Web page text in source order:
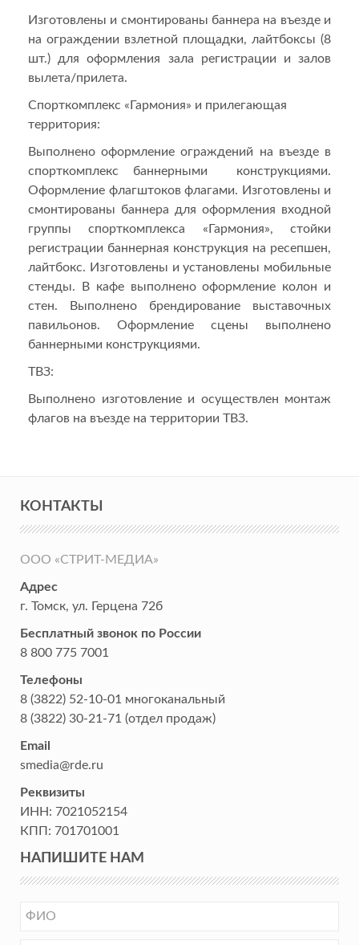
Изготовлены и смонтированы баннера на въезде и
на ограждении взлетной площадки, лайтбоксы (8
шт.) для оформления зала регистрации и залов
вылета/прилета.
Спорткомплекс «Гармония» и прилегающая
территория:
Выполнено оформление ограждений на въезде в
спорткомплекс баннерными конструкциями.
Оформление флагштоков флагами. Изготовлены и
смонтированы баннера для оформления входной
группы спорткомплекса «Гармония», стойки
регистрации баннерная конструкция на ресепшен,
лайтбокс. Изготовлены и установлены мобильные
стенды. В кафе выполнено оформление колон и
стен. Выполнено брендирование выставочных
павильонов. Оформление сцены выполнено
баннерными конструкциями.
ТВЗ:
Выполнено изготовление и осуществлен монтаж
флагов на въезде на территории ТВЗ.
КОНТАКТЫ
ООО «СТРИТ-МЕДИА»
Адрес
г. Томск, ул. Герцена 72б
Бесплатный звонок по России
8 800 775 7001
Телефоны
8 (3822) 52-10-01 многоканальный
8 (3822) 30-21-71 (отдел продаж)
Email
smedia@rde.ru
Реквизиты
ИНН: 7021052154
КПП: 701701001
НАПИШИТЕ НАМ